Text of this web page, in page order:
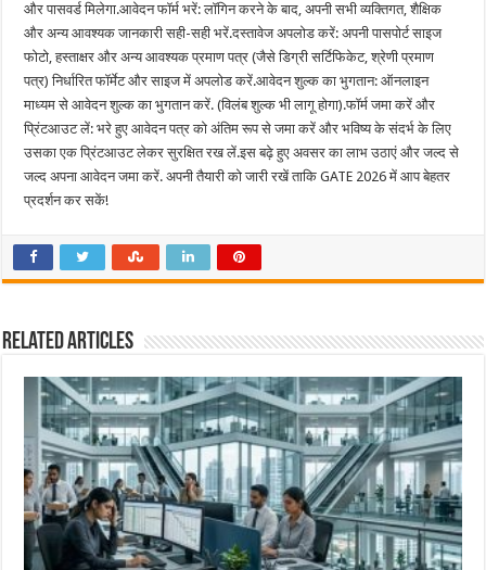
और पासवर्ड मिलेगा.आवेदन फॉर्म भरें: लॉगिन करने के बाद, अपनी सभी व्यक्तिगत, शैक्षिक
और अन्य आवश्यक जानकारी सही-सही भरें.दस्तावेज अपलोड करें: अपनी पासपोर्ट साइज
फोटो, हस्ताक्षर और अन्य आवश्यक प्रमाण पत्र (जैसे डिग्री सर्टिफिकेट, श्रेणी प्रमाण
पत्र) निर्धारित फॉर्मेट और साइज में अपलोड करें.आवेदन शुल्क का भुगतान: ऑनलाइन
माध्यम से आवेदन शुल्क का भुगतान करें. (विलंब शुल्क भी लागू होगा).फॉर्म जमा करें और
प्रिंटआउट लें: भरे हुए आवेदन पत्र को अंतिम रूप से जमा करें और भविष्य के संदर्भ के लिए
उसका एक प्रिंटआउट लेकर सुरक्षित रख लें.इस बढ़े हुए अवसर का लाभ उठाएं और जल्द से
जल्द अपना आवेदन जमा करें. अपनी तैयारी को जारी रखें ताकि GATE 2026 में आप बेहतर
प्रदर्शन कर सकें!
Related Articles